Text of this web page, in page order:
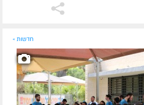
חדשות »